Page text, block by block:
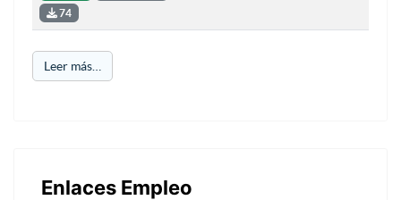
74
Leer más…
Enlaces Empleo